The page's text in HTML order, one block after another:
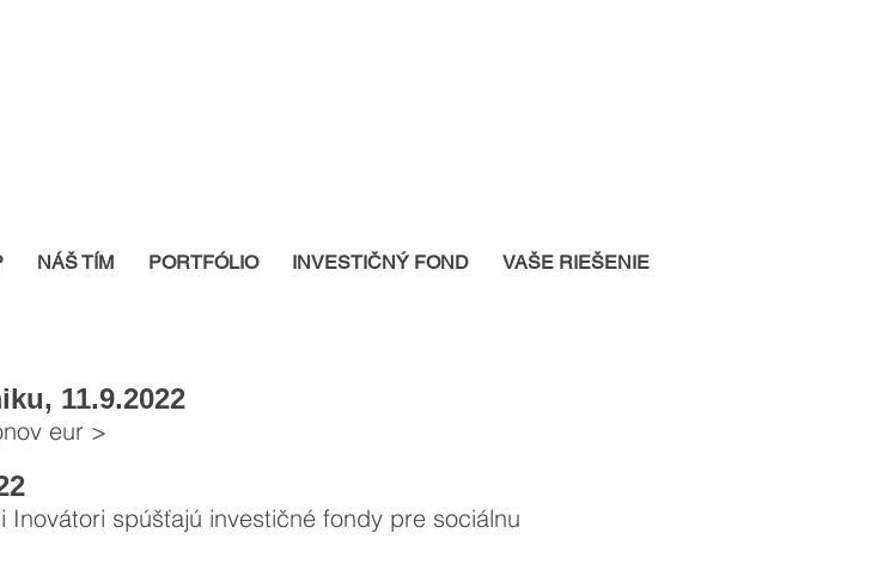
11.9.2022
eur >
Inovátori spúšťajú investičné fondy pre sociálnu
NÁŠ TÍM PORTFÓLIO INVESTIČNÝ FOND VAŠE RIEŠENIE